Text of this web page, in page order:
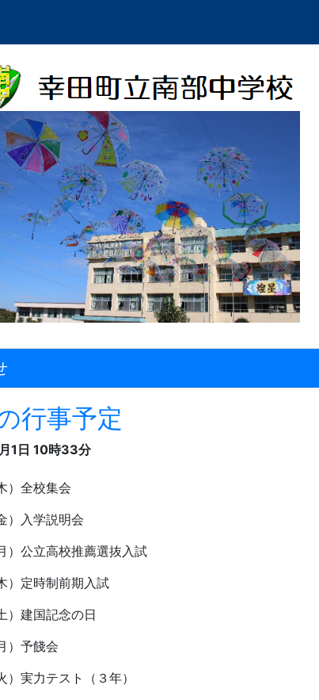
行事予定
1日 10時33分
）全校集会
）入学説明会
）公立高校推薦選抜入試
）定時制前期入試
）建国記念の日
）予餞会
）実力テスト（３年）